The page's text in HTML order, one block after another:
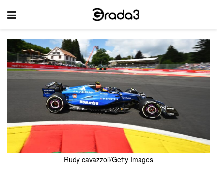
Rudy cavazzoli/Getty Images